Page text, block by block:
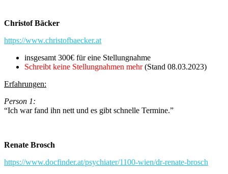
Christof Bäcker
https://www.christofbaecker.at
insgesamt 300€ für eine Stellungnahme
Schreibt keine Stellungnahmen mehr(Stand 08.03.2023)
Erfahrungen:
Person 1:
“Ich war fand ihn nett und es gibt schnelle Termine.”
Renate Brosch
https://www.docfinder.at/psychiater/1100-wien/dr-renate-brosch